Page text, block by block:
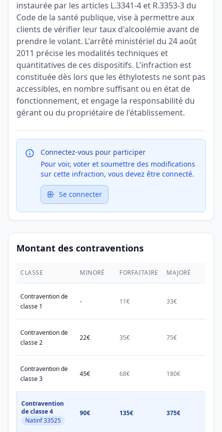
instaurée par les articles L.3341-4 et R.3353-3 du
Code de la santé publique, vise à permettre aux
clients de vérifier leur taux d'alcoolémie avant de
prendre le volant. L'arrêté ministériel du 24 août
2011 précise les modalités techniques et
quantitatives de ces dispositifs. L'infraction est
constituée dès lors que les éthylotests ne sont pas
accessibles, en nombre suffisant ou en état de
fonctionnement, et engage la responsabilité du
gérant ou du propriétaire de l'établissement.
Connectez-vous pour participer
Pour voir, voter et soumettre des modifications
sur cette infraction, vous devez être connecté.
Se connecter
Montant des contraventions
CLASSE MINORÉ FORFAITAIRE MAJORÉ
Contravention de
classe 1
- 11€ 33€
Contravention de
classe 2
22€ 35€ 75€
Contravention de
classe 3
45€ 68€ 180€
Contravention
de classe 4
Natinf 33525
90€ 135€ 375€